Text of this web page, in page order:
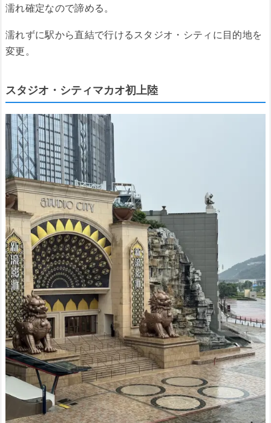
濡れ確定なので諦める。
濡れずに駅から直結で行けるスタジオ・シティに目的地を
変更。
スタジオ・シティマカオ初上陸